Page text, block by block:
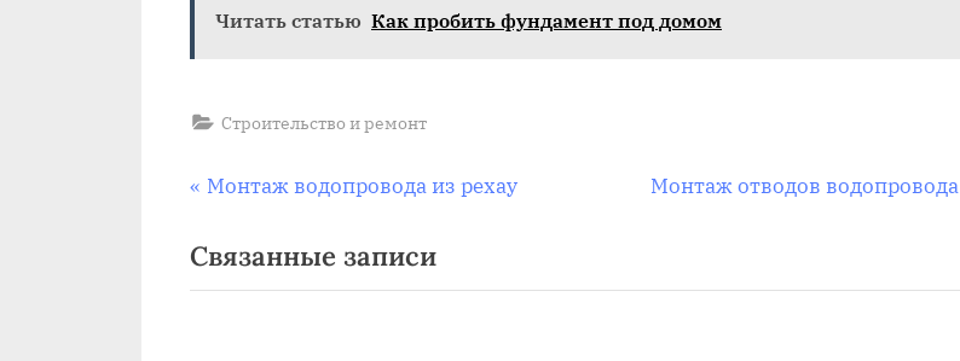
Читать статью Как пробить фундамент под домом
Строительство и ремонт
Навигация
по
записям
П
е
д
Монтаж водопровода из рехау
С
д
Монтаж отводов водопровода
Связанные записи